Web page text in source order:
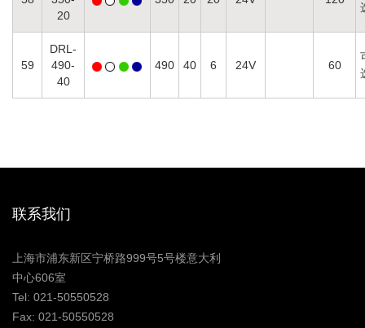
20
59
DRL-
490-
40
490 40 6 24V 60
联系我们
上海市浦东新区宁桥路999号5号楼意大利
中心606室
Tel: 021-50550528
Fax: 021-50550528